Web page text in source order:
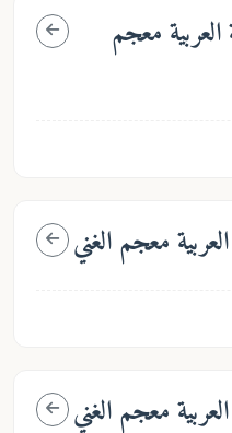
معجم
معجم الغني
معجم الغني